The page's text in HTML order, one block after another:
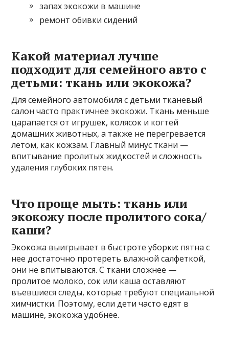
запах экокожи в машине
ремонт обивки сидений
Какой материал лучше
подходит для семейного авто с
детьми: ткань или экокожа?
Для семейного автомобиля с детьми тканевый
салон часто практичнее экокожи. Ткань меньше
царапается от игрушек, колясок и когтей
домашних животных, а также не перегревается
летом, как кожзам. Главный минус ткани —
впитывание пролитых жидкостей и сложность
удаления глубоких пятен.
Что проще мыть: ткань или
экокожу после пролитого сока/
каши?
Экокожа выигрывает в быстроте уборки: пятна с
нее достаточно протереть влажной салфеткой,
они не впитываются. С ткани сложнее —
пролитое молоко, сок или каша оставляют
въевшиеся следы, которые требуют специальной
химчистки. Поэтому, если дети часто едят в
машине, экокожа удобнее.